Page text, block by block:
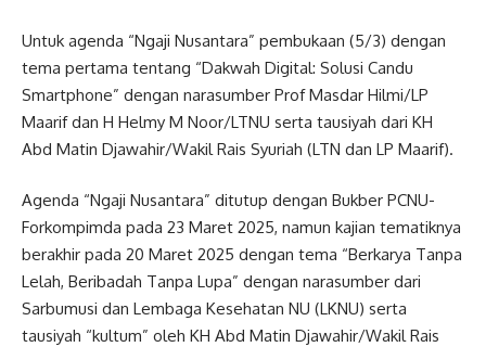
Untuk agenda “Ngaji Nusantara” pembukaan (5/3) dengan
tema pertama tentang “Dakwah Digital: Solusi Candu
Smartphone” dengan narasumber Prof Masdar Hilmi/LP
Maarif dan H Helmy M Noor/LTNU serta tausiyah dari KH
Abd Matin Djawahir/Wakil Rais Syuriah (LTN dan LP Maarif).
Agenda “Ngaji Nusantara” ditutup dengan Bukber PCNU-
Forkompimda pada 23 Maret 2025, namun kajian tematiknya
berakhir pada 20 Maret 2025 dengan tema “Berkarya Tanpa
Lelah, Beribadah Tanpa Lupa” dengan narasumber dari
Sarbumusi dan Lembaga Kesehatan NU (LKNU) serta
tausiyah “kultum” oleh KH Abd Matin Djawahir/Wakil Rais